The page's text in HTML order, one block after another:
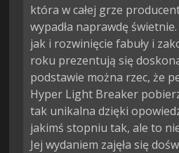
która w całej grze
wypadła naprawdę
jak i rozwinięcie fabuły i
roku prezentują się
podstawie można rzec, że
Hyper Light Breaker
tak unikalna dzięki
jakimś stopniu tak, ale to
Jej wydaniem zajęła się